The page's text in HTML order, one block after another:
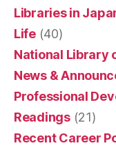
Libraries in
Life(40)
National Library
News &
Professional
Readings(21)
Recent Career